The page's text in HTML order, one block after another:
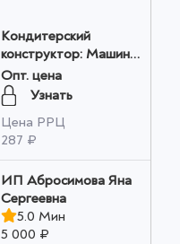
Кондитерский
конструктор: Машинки
60 г оптом
Опт. цена
Узнать
Цена РРЦ
287 ₽
ИП Абросимова Яна
Сергеевна
5.0 Мин
5 000 ₽